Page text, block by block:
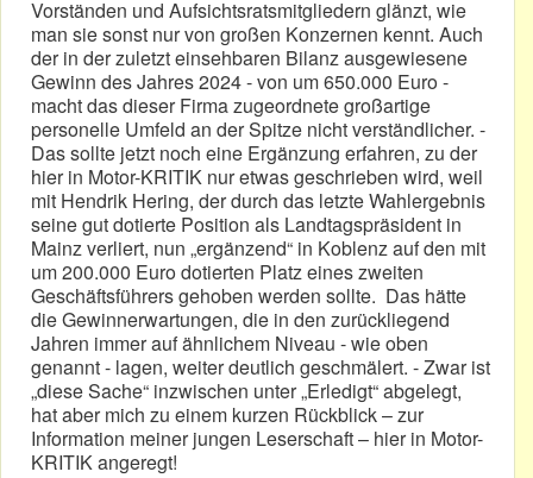
Vorständen und Aufsichtsratsmitgliedern glänzt, wie
man sie sonst nur von großen Konzernen kennt. Auch
der in der zuletzt einsehbaren Bilanz ausgewiesene
Gewinn des Jahres 2024 - von um 650.000 Euro -
macht das dieser Firma zugeordnete großartige
personelle Umfeld an der Spitze nicht verständlicher. -
Das sollte jetzt noch eine Ergänzung erfahren, zu der
hier in Motor-KRITIK nur etwas geschrieben wird, weil
mit Hendrik Hering, der durch das letzte Wahlergebnis
seine gut dotierte Position als Landtagspräsident in
Mainz verliert, nun „ergänzend“ in Koblenz auf den mit
um 200.000 Euro dotierten Platz eines zweiten
Geschäftsführers gehoben werden sollte. Das hätte
die Gewinnerwartungen, die in den zurückliegend
Jahren immer auf ähnlichem Niveau - wie oben
genannt - lagen, weiter deutlich geschmälert. - Zwar ist
„diese Sache“ inzwischen unter „Erledigt“ abgelegt,
hat aber mich zu einem kurzen Rückblick – zur
Information meiner jungen Leserschaft – hier in Motor-
KRITIK angeregt!